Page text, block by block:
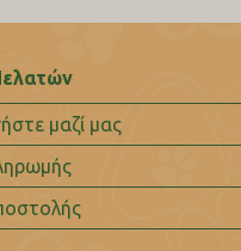
μαζί μας